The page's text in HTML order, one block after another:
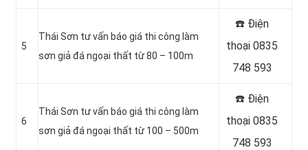
5
Thái Sơn tư vấn báo giá thi công làm
sơn giả đá ngoại thất từ 80 – 100m
☎️ Điện
thoại 0835
748 593
6
Thái Sơn tư vấn báo giá thi công làm
sơn giả đá ngoại thất từ 100 – 500m
☎️ Điện
thoại 0835
748 593